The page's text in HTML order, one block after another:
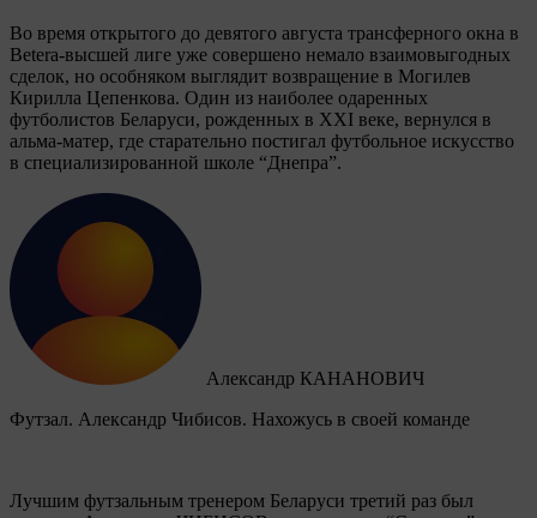
Во время открытого до девятого августа трансферного окна в
Betera-высшей лиге уже совершено немало взаимовыгодных
сделок, но особняком выглядит возвращение в Могилев
Кирилла Цепенкова. Один из наиболее одаренных
футболистов Беларуси, рожденных в XXI веке, вернулся в
альма-матер, где старательно постигал футбольное искусство
в специализированной школе “Днепра”.
Александр КАНАНОВИЧ
Футзал. Александр Чибисов. Нахожусь в своей команде
Лучшим футзальным тренером Беларуси третий раз был